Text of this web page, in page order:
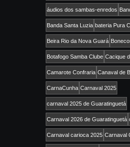
áudios dos sambas-enredos
Banda Santa Luzia bateria Pura
Beira Rio da Nova Guará
Botafogo Samba Clube Cacique
Camarote Confraria Canaval de
CarnaCunha Carnaval 2025
carnaval 2025 de Guaratinguetá
Carnaval 2026 de Guaratinguetá
Carnaval carioca 2025 Carnaval